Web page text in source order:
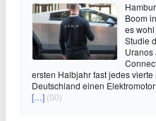
Boom
es
Studie
Uranos
ersten Halbjahr fast jedes
Deutschland einen
[…] (00)